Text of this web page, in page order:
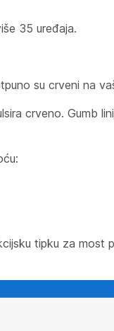
35 uređaja.
su crveni na
crveno. Gumb
tipku za most